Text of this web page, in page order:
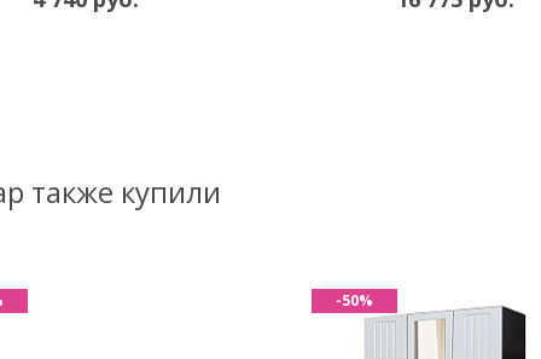
также купили
-50%